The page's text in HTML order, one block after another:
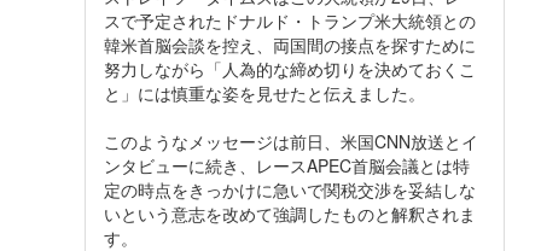
スで予定されたドナルド・トランプ米大統領との
韓米首脳会談を控え、両国間の接点を探すために
努力しながら「人為的な締め切りを決めておくこ
と」には慎重な姿を見せたと伝えました。
このようなメッセージは前日、米国CNN放送とイ
ンタビューに続き、レースAPEC首脳会議とは特
定の時点をきっかけに急いで関税交渉を妥結しな
いという意志を改めて強調したものと解釈されま
す。